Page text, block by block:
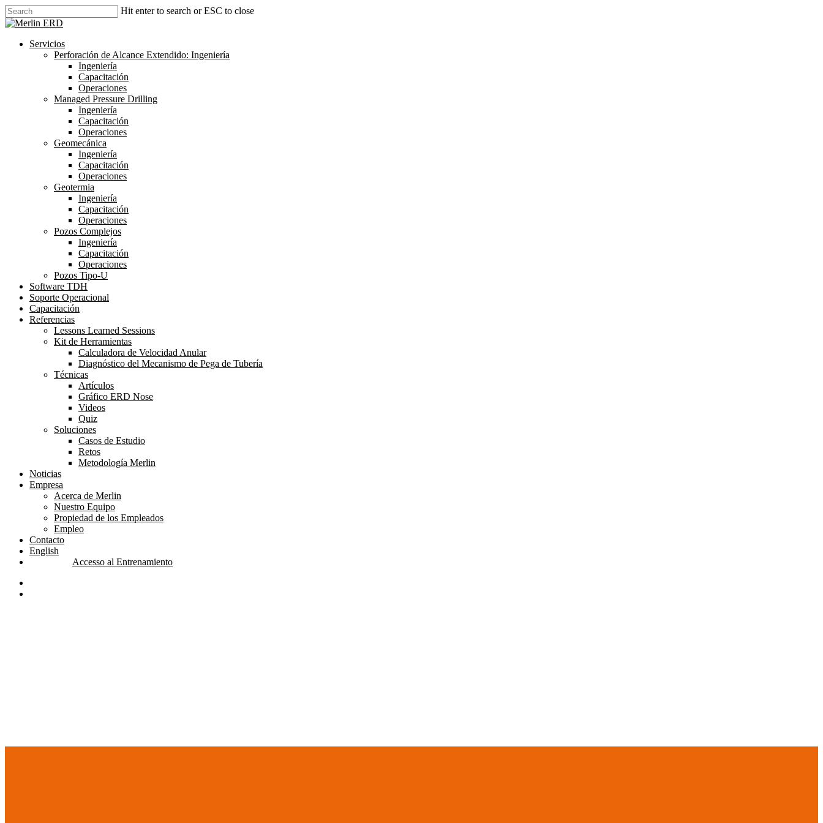
Skip
to
content
Hit enter to search or ESC to close
Close
search
Menu
Servicios
Perforación de Alcance Extendido: Ingeniería
Ingeniería
Capacitación
Operaciones
Managed Pressure Drilling
Ingeniería
Capacitación
Operaciones
Geomecánica
Ingeniería
Capacitación
Operaciones
Geotermia
Ingeniería
Capacitación
Operaciones
Pozos Complejos
Ingeniería
Capacitación
Operaciones
Pozos Tipo-U
Software TDH
Soporte Operacional
Capacitación
Referencias
Lessons Learned Sessions
Kit de Herramientas
Calculadora de Velocidad Anular
Diagnóstico del Mecanismo de Pega de Tubería
Técnicas
Artículos
Gráfico ERD Nose
Videos
Quiz
Soluciones
Casos de Estudio
Retos
Metodología Merlin
Noticias
Empresa
Acerca de Merlin
Nuestro Equipo
Propiedad de los Empleados
Empleo
Contacto
English
Accesso al Entrenamiento